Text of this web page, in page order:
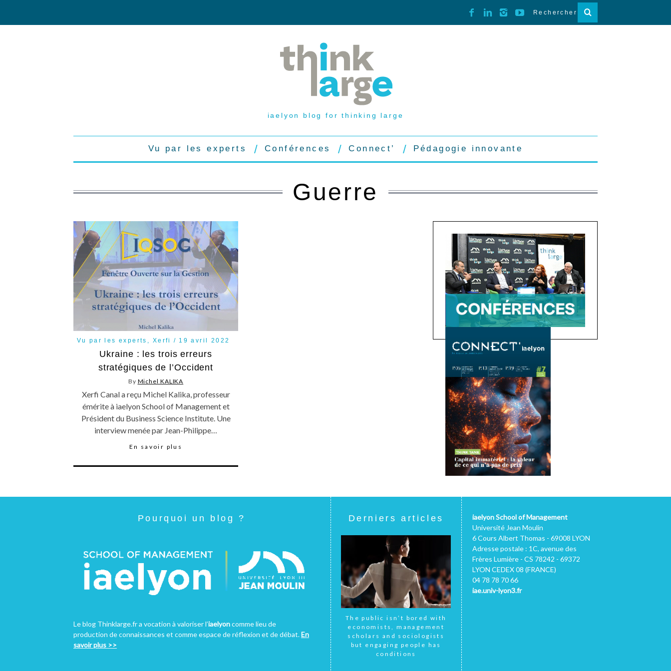
iaelyon blog for thinking large
Vu par les experts Conférences Connect’ Pédagogie innovante
Guerre
Vu par les experts , Xerfi 19 avril 2022
Ukraine : les trois erreurs
stratégiques de l’Occident
By Michel KALIKA
Xerfi Canal a reçu Michel Kalika, professeur
émérite à iaelyon School of Management et
Président du Business Science Institute. Une
interview menée par Jean-Philippe…
En savoir plus
Pourquoi un blog ?
Le blog Thinklarge.fr a vocation à valoriser l’iaelyoncomme lieu de
production de connaissances et comme espace de réflexion et de débat.En
savoir plus >>
Derniers articles
The public isn’t bored with
economists, management
scholars and sociologists
but engaging people has
conditions
iaelyon School of Management
Université Jean Moulin
6 Cours Albert Thomas - 69008 LYON
Adresse postale : 1C, avenue des
Frères Lumière - CS 78242 - 69372
LYON CEDEX 08 (FRANCE)
04 78 78 70 66
iae.univ-lyon3.fr